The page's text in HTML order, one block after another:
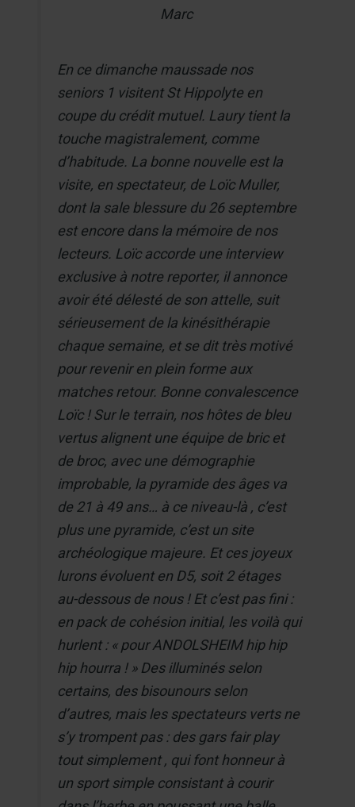
Marc
En ce dimanche maussade nos
seniors 1 visitent St Hippolyte en
coupe du crédit mutuel. Laury tient la
touche magistralement, comme
d’habitude. La bonne nouvelle est la
visite, en spectateur, de Loïc Muller,
dont la sale blessure du 26 septembre
est encore dans la mémoire de nos
lecteurs. Loïc accorde une interview
exclusive à notre reporter, il annonce
avoir été délesté de son attelle, suit
sérieusement de la kinésithérapie
chaque semaine, et se dit très motivé
pour revenir en plein forme aux
matches retour. Bonne convalescence
Loïc ! Sur le terrain, nos hôtes de bleu
vertus alignent une équipe de bric et
de broc, avec une démographie
improbable, la pyramide des âges va
de 21 à 49 ans… à ce niveau-là , c’est
plus une pyramide, c’est un site
archéologique majeure. Et ces joyeux
lurons évoluent en D5, soit 2 étages
au-dessous de nous ! Et c’est pas fini :
en pack de cohésion initial, les voilà qui
hurlent : « pour ANDOLSHEIM hip hip
hip hourra ! » Des illuminés selon
certains, des bisounours selon
d’autres, mais les spectateurs verts ne
s’y trompent pas : des gars fair play
tout simplement , qui font honneur à
un sport simple consistant à courir